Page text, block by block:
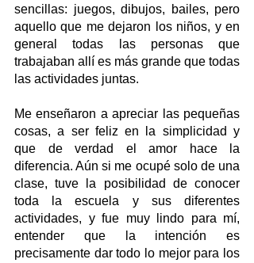
sencillas: juegos, dibujos, bailes, pero
aquello que me dejaron los niños, y en
general todas las personas que
trabajaban allí es más grande que todas
las actividades juntas.
Me enseñaron a apreciar las pequeñas
cosas, a ser feliz en la simplicidad y
que de verdad el amor hace la
diferencia. Aún si me ocupé solo de una
clase, tuve la posibilidad de conocer
toda la escuela y sus diferentes
actividades, y fue muy lindo para mí,
entender que la intención es
precisamente dar todo lo mejor para los